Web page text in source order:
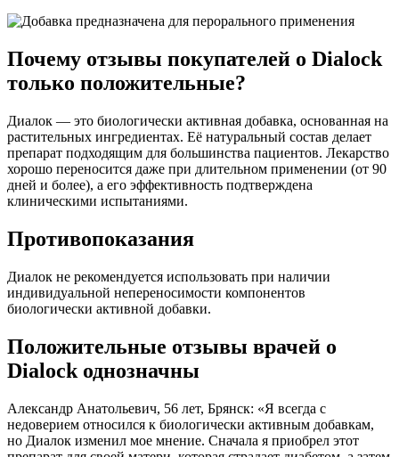
Почему отзывы покупателей о Dialock
только положительные?
Диалок — это биологически активная добавка, основанная на
растительных ингредиентах. Её натуральный состав делает
препарат подходящим для большинства пациентов. Лекарство
хорошо переносится даже при длительном применении (от 90
дней и более), а его эффективность подтверждена
клиническими испытаниями.
Противопоказания
Диалок не рекомендуется использовать при наличии
индивидуальной непереносимости компонентов
биологически активной добавки.
Положительные отзывы врачей о
Dialock однозначны
Александр Анатольевич, 56 лет, Брянск: «Я всегда с
недоверием относился к биологически активным добавкам,
но Диалок изменил мое мнение. Сначала я приобрел этот